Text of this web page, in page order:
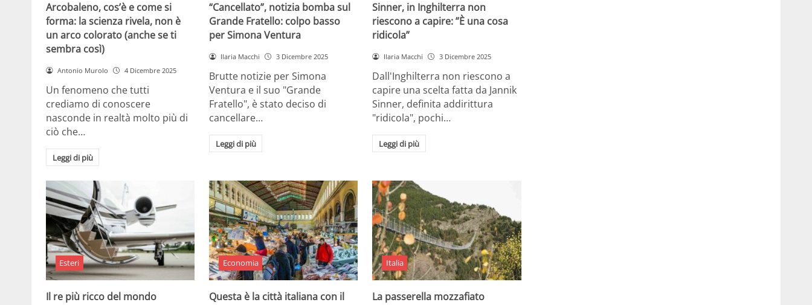
Arcobaleno, cos’è e come si
forma: la scienza rivela, non è
un arco colorato (anche se ti
sembra così)
Antonio Murolo 4 Dicembre 2025
Un fenomeno che tutti
crediamo di conoscere
nasconde in realtà molto più di
ciò che…
Leggi di più
“Cancellato”, notizia bomba sul
Grande Fratello: colpo basso
per Simona Ventura
Ilaria Macchi 3 Dicembre 2025
Brutte notizie per Simona
Ventura e il suo "Grande
Fratello", è stato deciso di
cancellare…
Leggi di più
Sinner, in Inghilterra non
riescono a capire: ”È una cosa
ridicola”
Ilaria Macchi 3 Dicembre 2025
Dall'Inghilterra non riescono a
capire una scelta fatta da Jannik
Sinner, definita addirittura
"ridicola", pochi…
Leggi di più
Esteri
Il re più ricco del mondo
Economia
Questa è la città italiana con il
Italia
La passerella mozzafiato